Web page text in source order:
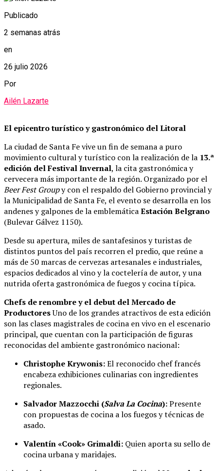
Publicado
2 semanas atrás
en
26 julio 2026
Por
Ailén Lazarte
El epicentro turístico y gastronómico del Litoral
La ciudad de Santa Fe vive un fin de semana a puro
movimiento cultural y turístico con la realización de la 13.ª
edición del Festival Invernal, la cita gastronómica y
cervecera más importante de la región. Organizado por el
Beer Fest Groupy con el respaldo del Gobierno provincial y
la Municipalidad de Santa Fe, el evento se desarrolla en los
andenes y galpones de la emblemáticaEstación Belgrano
(Bulevar Gálvez 1150).
Desde su apertura, miles de santafesinos y turistas de
distintos puntos del país recorren el predio, que reúne a
más de 50 marcas de cervezas artesanales e industriales,
espacios dedicados al vino y la coctelería de autor, y una
nutrida oferta gastronómica de fuegos y cocina típica.
Chefs de renombre y el debut del Mercado de
ProductoresUno de los grandes atractivos de esta edición
son las clases magistrales de cocina en vivo en el escenario
principal, que cuentan con la participación de figuras
reconocidas del ambiente gastronómico nacional:
Christophe Krywonis:El reconocido chef francés
encabeza exhibiciones culinarias con ingredientes
regionales.
Salvador Mazzocchi (Salva La Cocina):Presente
con propuestas de cocina a los fuegos y técnicas de
asado.
Valentín «Cook» Grimaldi: Quien aporta su sello de
cocina urbana y maridajes.